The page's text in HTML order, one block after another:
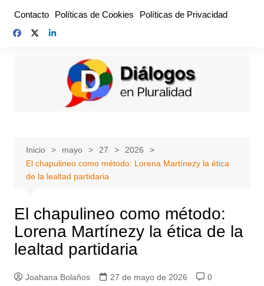
contenido
Contacto Políticas de Cookies Políticas de Privacidad
Inicio mayo 27
2026
El chapulineo como método: Lorena Martínezy la ética
de la lealtad partidaria
El chapulineo como método:
Lorena Martínezy la ética de la
lealtad partidaria
Joahana Bolaños 27 de mayo de 2026
0